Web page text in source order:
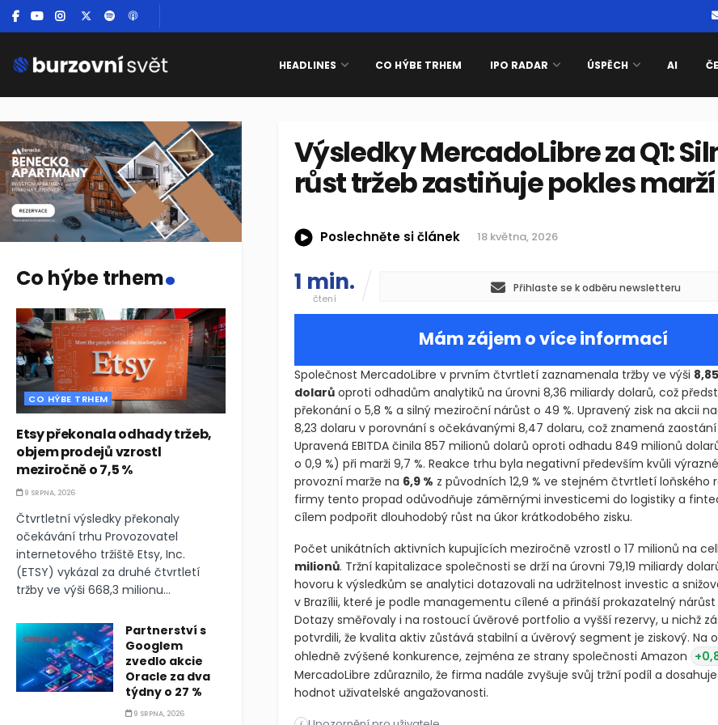
HEADLINES CO HÝBE TRHEM IPO RADAR ÚSPĚCH AI
Výsledky MercadoLibre za Q1:
růst tržeb zastiňuje pokles marží
Poslechněte si článek 18 května, 2026
1 min.
čtení
Přihlaste se k odběru newsletteru
Mám zájem o více informací
Společnost MercadoLibre v prvním čtvrtletí zaznamenala tržby ve výši
dolarůoproti odhadům analytiků na úrovni 8,36 miliardy dolarů, což
překonání o 5,8 % a silný meziroční nárůst o 49 %. Upravený zisk na akcii
8,23 dolaru v porovnání s očekávanými 8,47 dolaru, což znamená zaostání
Upravená EBITDA činila 857 milionů dolarů oproti odhadu 849 milionů
o 0,9 %) při marži 9,7 %. Reakce trhu byla negativní především kvůli
provozní marže na 6,9 % z původních 12,9 % ve stejném čtvrtletí loňského
firmy tento propad odůvodňuje záměrnými investicemi do logistiky a
cílem podpořit dlouhodobý růst na úkor krátkodobého zisku.
Počet unikátních aktivních kupujících meziročně vzrostl o 17 milionů na
milionů. Tržní kapitalizace společnosti se drží na úrovni 79,19 miliardy
hovoru k výsledkům se analytici dotazovali na udržitelnost investic a
v Brazílii, které je podle managementu cílené a přináší prokazatelný
Dotazy směřovaly i na rostoucí úvěrové portfolio a vyšší rezervy, u nichž
potvrdili, že kvalita aktiv zůstává stabilní a úvěrový segment je ziskový. Na
ohledně zvýšené konkurence, zejména ze strany společnosti Amazon
MercadoLibre zdůraznilo, že firma nadále zvyšuje svůj tržní podíl a
hodnot uživatelské angažovanosti.
Co hýbe trhem.
CO HÝBE TRHEM
Etsy překonala odhady tržeb,
objem prodejů vzrostl
meziročně o 7,5 %
9 SRPNA, 2026
Čtvrtletní výsledky překonaly
očekávání trhu Provozovatel
internetového tržiště Etsy, Inc.
(ETSY) vykázal za druhé čtvrtletí
tržby ve výši 668,3 milionu...
Partnerství s
Googlem
zvedlo akcie
Oracle za dva
týdny o 27 %
9 SRPNA, 2026